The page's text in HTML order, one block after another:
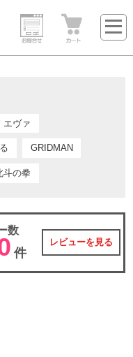
エヴァ
GRIDMAN
斗の拳
数
件
レビューを見る